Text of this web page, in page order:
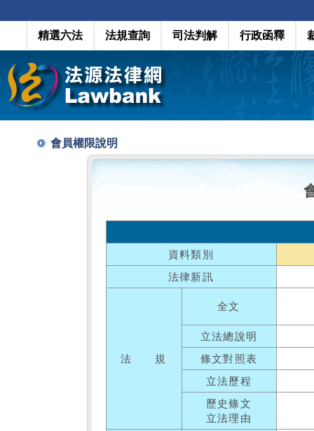
精選六法 法規查詢 司法判解 行政函釋
會員權限說明
資料類別
法律新訊
法 規
全文
立法總說明
條文對照表
立法歷程
歷史條文
立法理由